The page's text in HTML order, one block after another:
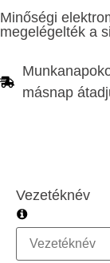
Minőségi
megelégelték a
másnap
Vezetéknév